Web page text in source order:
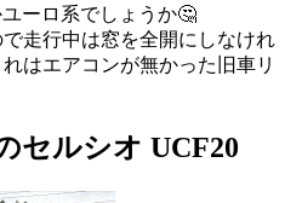
ーロ系でしょうか🤔
走行中は窓を全開にしなけれ
はエアコンが無かった旧車リ
セルシオ UCF20